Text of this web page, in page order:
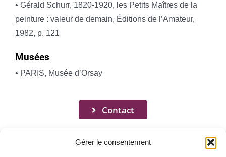
Gérer le consentement
• Gérald Schurr, 1820-1920, les Petits Maîtres de la
peinture : valeur de demain, Éditions de l’Amateur,
1982, p. 121
Musées
• PARIS, Musée d’Orsay
Contact